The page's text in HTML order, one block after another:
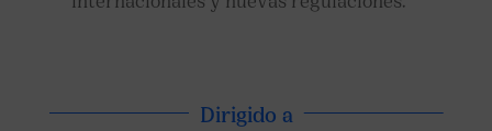
Dirigido a